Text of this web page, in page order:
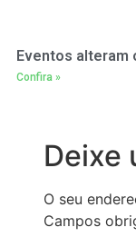
Eventos
Confira »
Deixe
O seu
Campos